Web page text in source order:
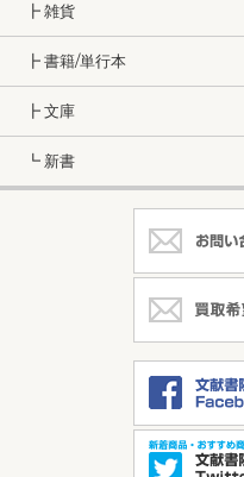
┣ 雑貨
┣ 書籍/単行本
┣ 文庫
┗ 新書